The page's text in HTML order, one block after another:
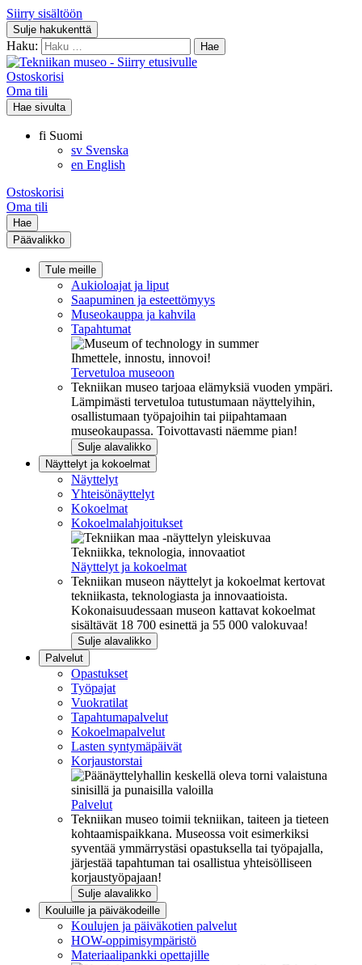
Siirry sisältöön
Sulje hakukenttä
Haku:
Ostoskorisi
Oma tili
Hae sivulta
fi Suomi
sv Svenska
en English
Ostoskorisi
Oma tili
Hae
Päävalikko
Tule meille
Aukioloajat ja liput
Saapuminen ja esteettömyys
Museokauppa ja kahvila
Tapahtumat
Ihmettele, innostu, innovoi!
Tervetuloa museoon
Tekniikan museo tarjoaa elämyksiä vuoden ympäri.
Lämpimästi tervetuloa tutustumaan näyttelyihin,
osallistumaan työpajoihin tai piipahtamaan
museokaupassa. Toivottavasti näemme pian!
Sulje alavalikko
Näyttelyt ja kokoelmat
Näyttelyt
Yhteisönäyttelyt
Kokoelmat
Kokoelmalahjoitukset
Tekniikka, teknologia, innovaatiot
Näyttelyt ja kokoelmat
Tekniikan museon näyttelyt ja kokoelmat kertovat
tekniikasta, teknologiasta ja innovaatioista.
Kokonaisuudessaan museon kattavat kokoelmat
sisältävät 18 700 esinettä ja 55 000 valokuvaa!
Sulje alavalikko
Palvelut
Opastukset
Työpajat
Vuokratilat
Tapahtumapalvelut
Kokoelmapalvelut
Lasten syntymäpäivät
Korjaustorstai
Palvelut
Tekniikan museo toimii tekniikan, taiteen ja tieteen
kohtaamispaikkana. Museossa voit esimerkiksi
syventää ymmärrystäsi opastuksella tai työpajalla,
järjestää tapahtuman tai osallistua yhteisölliseen
korjaustyöpajaan!
Sulje alavalikko
Kouluille ja päiväkodeille
Koulujen ja päiväkotien palvelut
HOW-oppimisympäristö
Materiaalipankki opettajille